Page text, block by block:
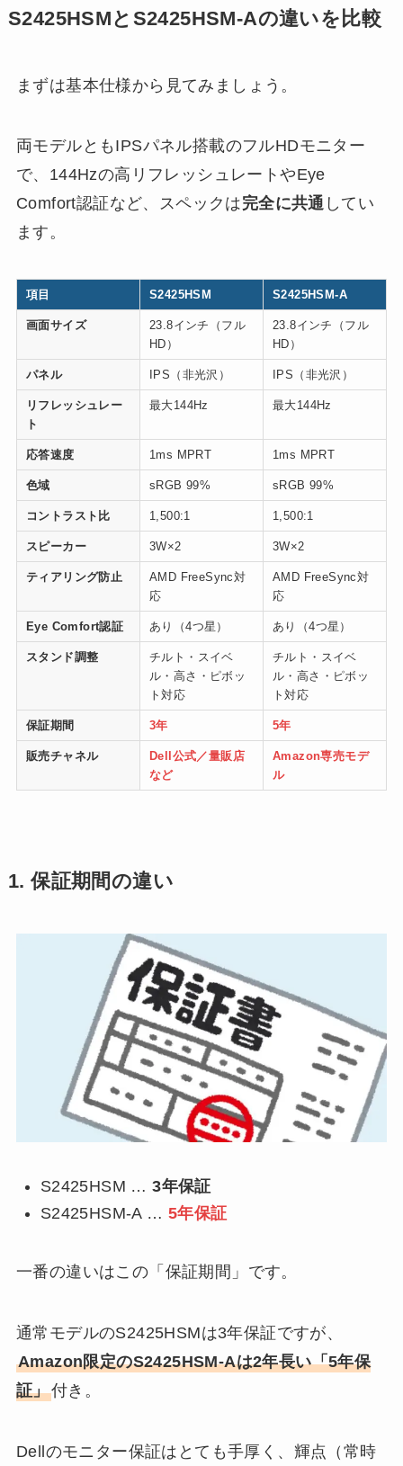
S2425HSMとS2425HSM-Aの違いを比較
まずは基本仕様から見てみましょう。
両モデルともIPSパネル搭載のフルHDモニター
で、144Hzの高リフレッシュレートやEye
Comfort認証など、スペックは完全に共通 してい
ます。
項目 S2425HSM S2425HSM-A
画面サイズ
23.8インチ（フル
HD）
23.8インチ（フル
HD）
パネル IPS（非光沢） IPS（非光沢）
リフレッシュレー
ト
最大144Hz 最大144Hz
応答速度 1ms MPRT 1ms MPRT
色域 sRGB 99% sRGB 99%
コントラスト比 1,500:1 1,500:1
スピーカー 3W×2 3W×2
ティアリング防止
AMD FreeSync対
応
AMD FreeSync対
応
Eye Comfort認証 あり（4つ星） あり（4つ星）
スタンド調整
チルト・スイベ
ル・高さ・ピボッ
ト対応
チルト・スイベ
ル・高さ・ピボッ
ト対応
保証期間 3年 5年
販売チャネル
Dell公式／量販店
など
Amazon専売モデ
ル
1. 保証期間の違い
S2425HSM …3年保証
S2425HSM-A …5年保証
一番の違いはこの「保証期間」です。
通常モデルのS2425HSMは3年保証ですが、
Amazon限定のS2425HSM-Aは2年長い「5年保
証」付き。
Dellのモニター保証はとても手厚く、輝点（常時